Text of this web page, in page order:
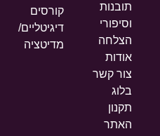
תובנות
וסיפורי
הצלחה
אודות
צור קשר
בלוג
תקנון
האתר
קורסים
דיגיטליים/
מדיטציה